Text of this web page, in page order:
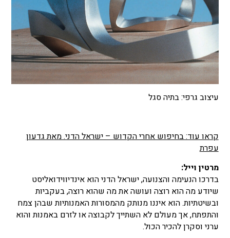
עיצוב גרפי: בתיה סגל
קראו עוד: בחיפוש אחרי הקדוש – ישראל הדני. מאת גדעון
עפרת
מרטין וייל:
בדרכו הנעימה והצנועה, ישראל הדני הוא אינדיווידואליסט
שיודע מה הוא רוצה ועושה את מה שהוא רוצה, בעקביות
ובשיטתיות. הוא איננו מנותק מהמסורות האמנותיות שבהן צמח
והתפתח, אך מעולם לא השתייך לקבוצה או לזרם באמנות והוא
ערני וסקרן להכיר הכול.